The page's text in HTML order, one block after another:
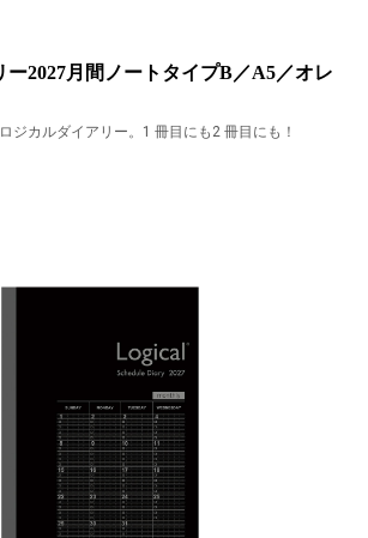
ー2027月間ノートタイプB／A5／オレ
ジカルダイアリー。1 冊目にも2 冊目にも！